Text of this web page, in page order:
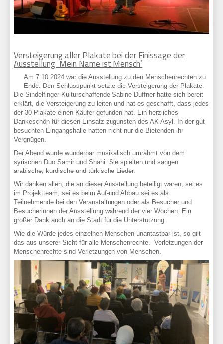
Versteigerung aller Plakate bei der Finissage der
Ausstellung ‚Mein Name ist Mensch‘
Am 7.10.2024 war die Ausstellung zu den Menschenrechten zu
Ende. Den Schlusspunkt setzte die Versteigerung der Plakate.
Die Sindelfinger Kulturschaffende Sabine Duffner hatte sich bereit
erklärt, die Versteigerung zu leiten und hat es geschafft, dass jedes
der 30 Plakate einen Käufer gefunden hat. Ein herzliches
Dankeschön für diesen Einsatz zugunsten des AK Asyl. In der gut
besuchten Eingangshalle hatten nicht nur die Bietenden ihr
Vergnügen.
Der Abend wurde wunderbar musikalisch umrahmt von dem
syrischen Duo Samir und Shahi. Sie spielten und sangen
arabische, kurdische und türkische Lieder.
Wir danken allen, die an dieser Ausstellung beteiligt waren, sei es
im Projektteam, sei es beim Auf-und Abbau sei es als
Teilnehmende bei den Veranstaltungen oder als Besucher und
Besucherinnen der Ausstellung während der vier Wochen. Ein
großer Dank auch an die Stadt für die Unterstützung.
Wie die Würde jedes einzelnen Menschen unantastbar ist, so gilt
das aus unserer Sicht für alle Menschenrechte. Verletzungen der
Menschenrechte sind Verletzungen von Menschen.